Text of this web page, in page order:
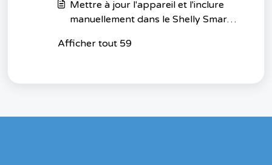
Mettre à jour l'appareil et l'inclure
manuellement dans le Shelly Smart
Afficher tout 59